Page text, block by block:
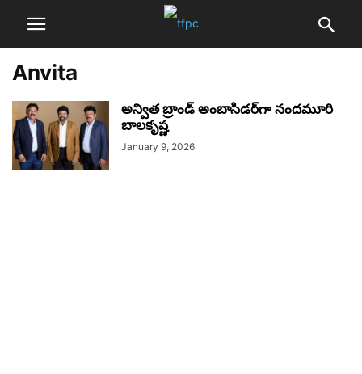
Anvita
అన్విత బ్రాండ్ అంబాసిడర్‌గా నందమూరి
బాలకృష్ణ
January 9, 2026